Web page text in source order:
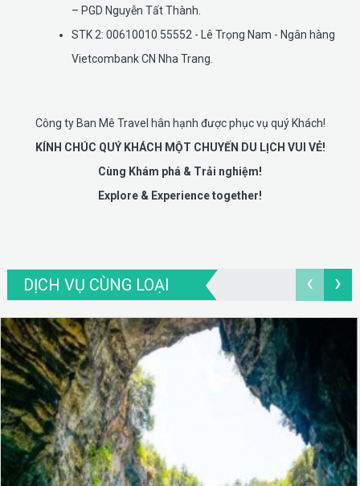
– PGD Nguyễn Tất Thành.
STK 2: 00610010 55552 - Lê Trọng Nam - Ngân hàng
Vietcombank CN Nha Trang.
Công ty Ban Mê Travel hân hạnh được phục vụ quý Khách!
KÍNH CHÚC QUÝ KHÁCH MỘT CHUYẾN DU LỊCH VUI VẺ!
Cùng Khám phá & Trải nghiệm!
Explore & Experience together!
DỊCH VỤ CÙNG LOẠI ‹ ›